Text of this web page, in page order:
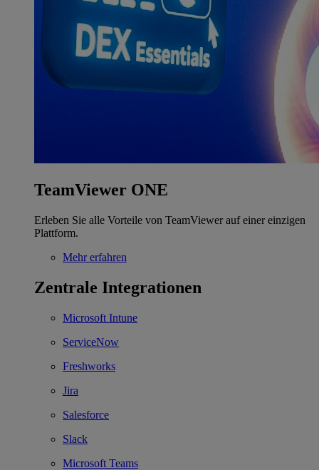
TeamViewer ONE
Erleben Sie alle Vorteile von TeamViewer auf einer einzigen
Plattform.
Mehr erfahren
Zentrale Integrationen
Microsoft Intune
ServiceNow
Freshworks
Jira
Salesforce
Slack
Microsoft Teams